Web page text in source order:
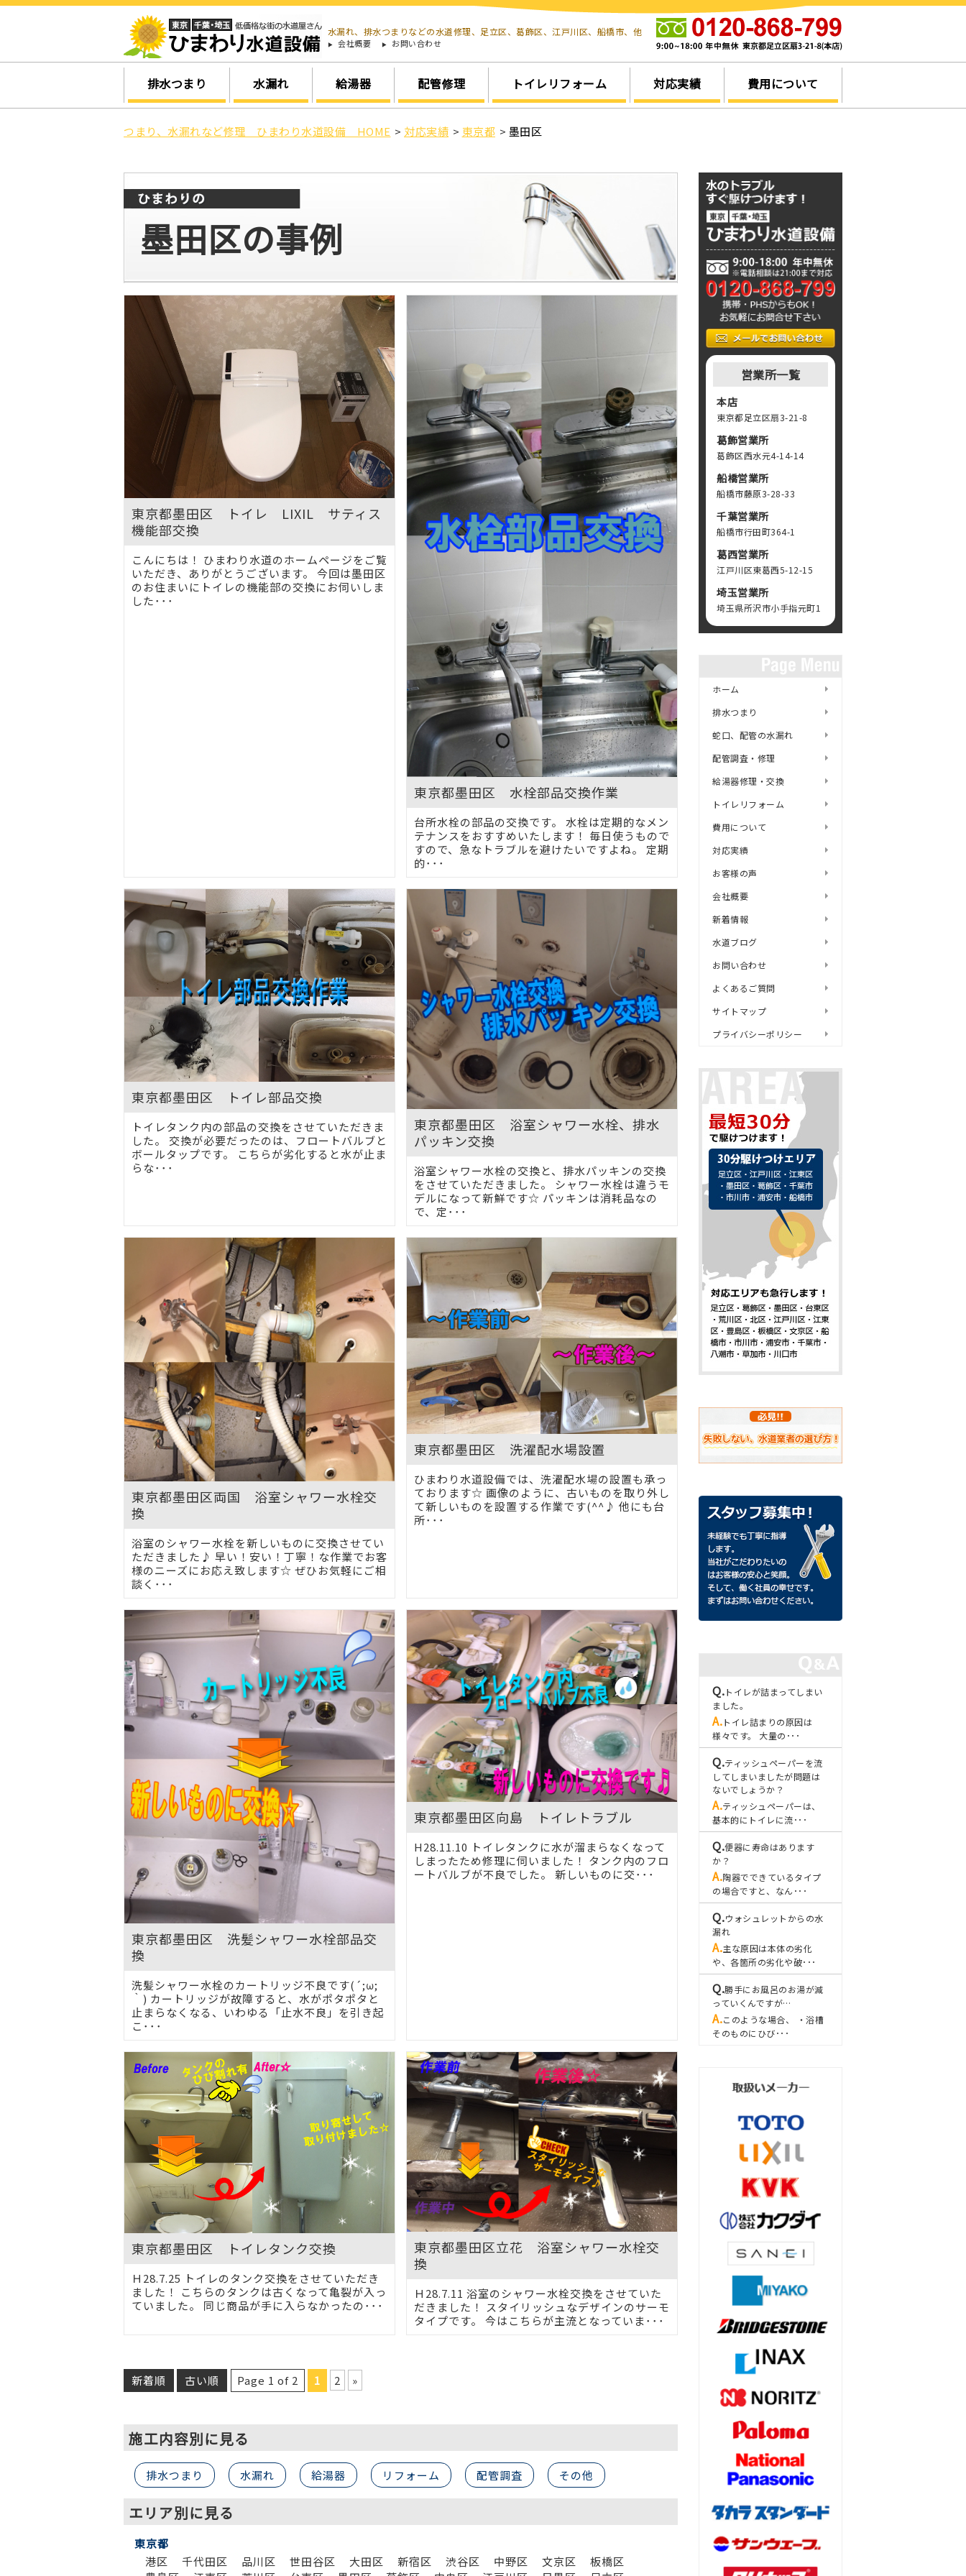
水漏れ、排水つまりなどの水道修理、足立区、葛飾区、江戸川区、船橋市、他
会社概要 お問い合わせ
排水つまり 水漏れ 給湯器 配管修理 トイレリフォーム 対応実績 費用について
つまり、水漏れなど修理 ひまわり水道設備 HOME > 対応実績 > 東京都 > 墨田区
墨田区の事例
東京都墨田区 トイレ LIXIL サティス
機能部交換
こんにちは！ ひまわり水道のホームページをご覧
いただき、ありがとうございます。 今回は墨田区
のお住まいにトイレの機能部の交換にお伺いしま
した･･･
東京都墨田区 水栓部品交換作業
台所水栓の部品の交換です。 水栓は定期的なメン
テナンスをおすすめいたします！ 毎日使うもので
すので、急なトラブルを避けたいですよね。 定期
的･･･
東京都墨田区 トイレ部品交換
トイレタンク内の部品の交換をさせていただきま
した。 交換が必要だったのは、フロートバルブと
ボールタップです。 こちらが劣化すると水が止ま
らな･･･
東京都墨田区 浴室シャワー水栓、排水
パッキン交換
浴室シャワー水栓の交換と、排水パッキンの交換
をさせていただきました。 シャワー水栓は違うモ
デルになって新鮮です☆ パッキンは消耗品なの
で、定･･･
東京都墨田区両国 浴室シャワー水栓交
換
浴室のシャワー水栓を新しいものに交換させてい
ただきました♪ 早い！安い！丁寧！な作業でお客
様のニーズにお応え致します☆ ぜひお気軽にご相
談く･･･
東京都墨田区 洗濯配水場設置
ひまわり水道設備では、洗濯配水場の設置も承っ
ております☆ 画像のように、古いものを取り外し
て新しいものを設置する作業です(^^♪ 他にも台
所･･･
東京都墨田区 洗髪シャワー水栓部品交
換
洗髪シャワー水栓のカートリッジ不良です(´;ω;
｀) カートリッジが故障すると、水がポタポタと
止まらなくなる、いわゆる「止水不良」を引き起
こ･･･
東京都墨田区向島 トイレトラブル
H28.11.10 トイレタンクに水が溜まらなくなって
しまったため修理に伺いました！ タンク内のフロ
ートバルブが不良でした。 新しいものに交･･･
東京都墨田区 トイレタンク交換
Ｈ28.7.25 トイレのタンク交換をさせていただき
ました！ こちらのタンクは古くなって亀裂が入っ
ていました。 同じ商品が手に入らなかったの･･･
東京都墨田区立花 浴室シャワー水栓交
換
Ｈ28.7.11 浴室のシャワー水栓交換をさせていた
だきました！ スタイリッシュなデザインのサーモ
タイプです。 今はこちらが主流となっていま･･･
新着順 古い順 Page 1 of 2 1 2 »
施工内容別に見る
排水つまり 水漏れ 給湯器 リフォーム 配管調査 その他
エリア別に見る
東京都
港区
千代田区 品川区 世田谷区 大田区 新宿区 渋谷区 中野区 文京区
板橋区
営業所一覧
本店
東京都足立区扇3-21-8
葛飾営業所
葛飾区西水元4-14-14
船橋営業所
船橋市藤原3-28-33
千葉営業所
船橋市行田町364-1
葛西営業所
江戸川区東葛西5-12-15
埼玉営業所
埼玉県所沢市小手指元町1
ホーム
排水つまり
蛇口、配管の水漏れ
配管調査・修理
給湯器修理・交換
トイレリフォーム
費用について
対応実績
お客様の声
会社概要
新着情報
水道ブログ
お問い合わせ
よくあるご質問
サイトマップ
プライバシーポリシー
トイレが詰まってしまい
ました。
トイレ詰まりの原因は
様々です。 大量の･･･
ティッシュペーパーを流
してしまいましたが問題は
ないでしょうか？
ティッシュペーパーは、
基本的にトイレに流･･･
便器に寿命はあります
か？
陶器でできているタイプ
の場合ですと、なん･･･
ウォシュレットからの水
漏れ
主な原因は本体の劣化
や、各箇所の劣化や破･･･
勝手にお風呂のお湯が減
っていくんですが…
このような場合、 ・浴槽
そのものにひび･･･